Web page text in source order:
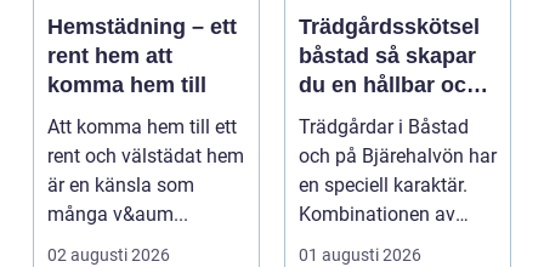
Hemstädning – ett
rent hem att
komma hem till
Att komma hem till ett
rent och välstädat hem
är en känsla som
många v&aum...
02 augusti 2026
Trädgårdsskötsel
båstad så skapar
du en hållbar och
vacker trädgård på
bjäre
Trädgårdar i Båstad
och på Bjärehalvön har
en speciell karaktär.
Kombinationen av
närheten till have...
01 augusti 2026